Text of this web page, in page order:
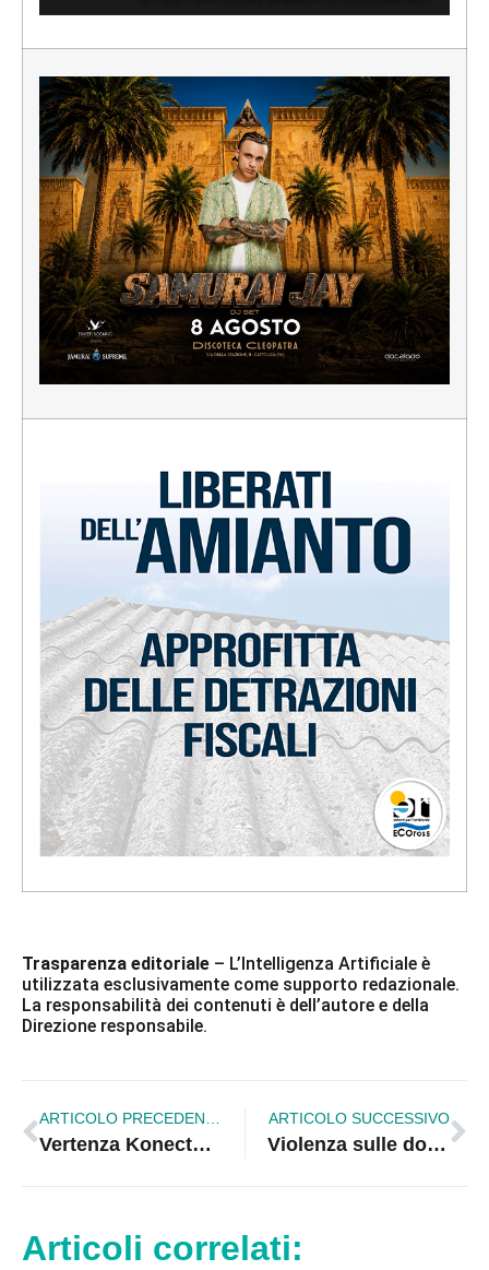
Trasparenza editoriale – L’Intelligenza Artificiale è
utilizzata esclusivamente come supporto redazionale.
La responsabilità dei contenuti è dell’autore e della
Direzione responsabile.
ARTICOLO PRECEDENTE
Vertenza Konecta, Potere al Popolo Calabria: «900 lavoratori nel limbo tra Cassa Integrazione e contratti in scadenza»
ARTICOLO SUCCESSIVO
Violenza sulle donne, a Cosenza nasce “Io scelgo me”: un ponte verso l’autonomia lavorativa
Articoli correlati: